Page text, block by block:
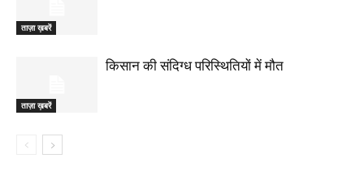
ताज़ा ख़बरें
ताज़ा ख़बरें
किसान की संदिग्ध परिस्थितियों में मौत